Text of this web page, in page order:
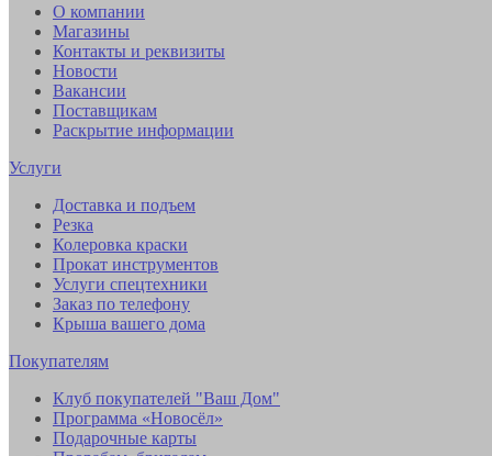
О компании
Магазины
Контакты и реквизиты
Новости
Вакансии
Поставщикам
Раскрытие информации
Услуги
Доставка и подъем
Резка
Колеровка краски
Прокат инструментов
Услуги спецтехники
Заказ по телефону
Крыша вашего дома
Покупателям
Клуб покупателей "Ваш Дом"
Программа «Новосёл»
Подарочные карты